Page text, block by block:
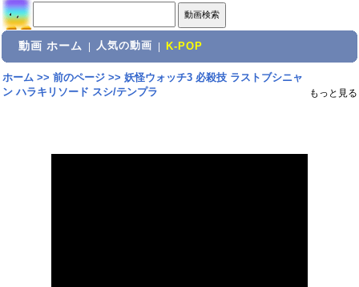
動画 ホーム 人気の動画 K-POP
ホーム>> 前のページ>> 妖怪ウォッチ3 必殺技 ラストブシニャ
ン ハラキリソード スシ/テンプラ
もっと見る